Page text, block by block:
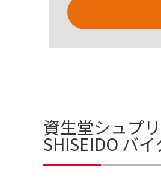
資生堂シュプ
SHISEIDO バ